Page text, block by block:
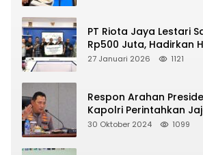
PT Riota Jaya Lestari
Rp500 Juta, Hadirkan
Korban Bencana di
27 Januari 2026 1121
Respon Arahan
Kapolri Perintahkan
Tegas Pelaku Judi
30 Oktober 2024 1099